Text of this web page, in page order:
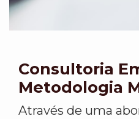
Consultoria
Metodologia
Através de uma